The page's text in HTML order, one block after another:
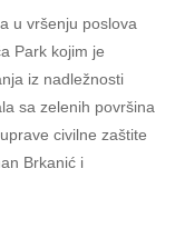
u vršenju poslova
Park kojim je
iz nadležnosti
sa zelenih površina
civilne zaštite
Brkanić i